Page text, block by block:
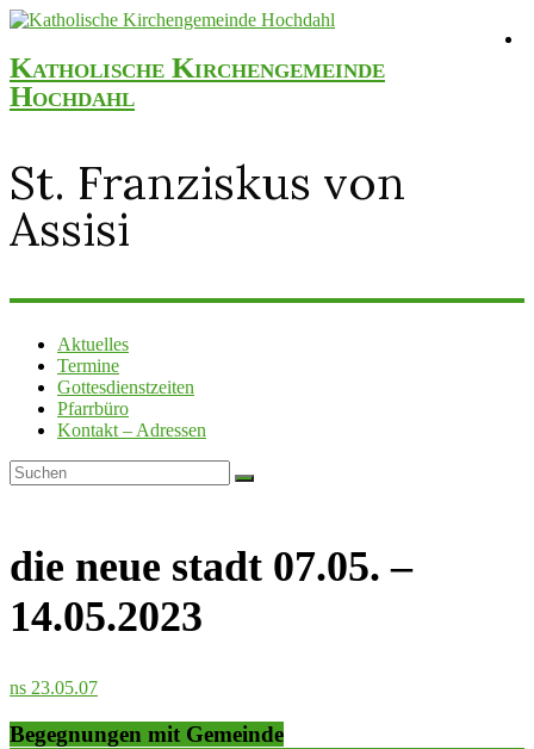
Katholische Kirchengemeinde
Hochdahl
St. Franziskus von
Assisi
Aktuelles
Termine
Gottesdienstzeiten
Pfarrbüro
Kontakt – Adressen
die neue stadt 07.05. –
14.05.2023
ns 23.05.07
Begegnungen mit Gemeinde